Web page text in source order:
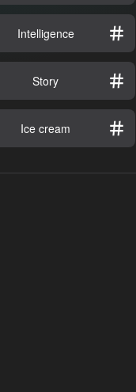
Intelligence
Story
Ice cream